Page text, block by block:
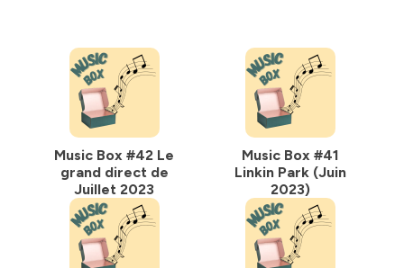
Music Box #42 Le
grand direct de
Juillet 2023
Music Box #41
Linkin Park (Juin
2023)